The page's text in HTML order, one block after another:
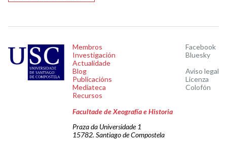
Membros
Investigación
Actualidade
Blog
Publicacións
Mediateca
Recursos
Facebook
Bluesky
Aviso legal
Licenza
Colofón
Facultade de Xeografía e Historia
Praza da Universidade 1
15782. Santiago de Compostela